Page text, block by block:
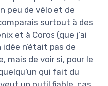
peu de vélo et de
surtout à des
et à Coros (que j’ai
n’était pas de
mais de voir si, pour le
qui fait du